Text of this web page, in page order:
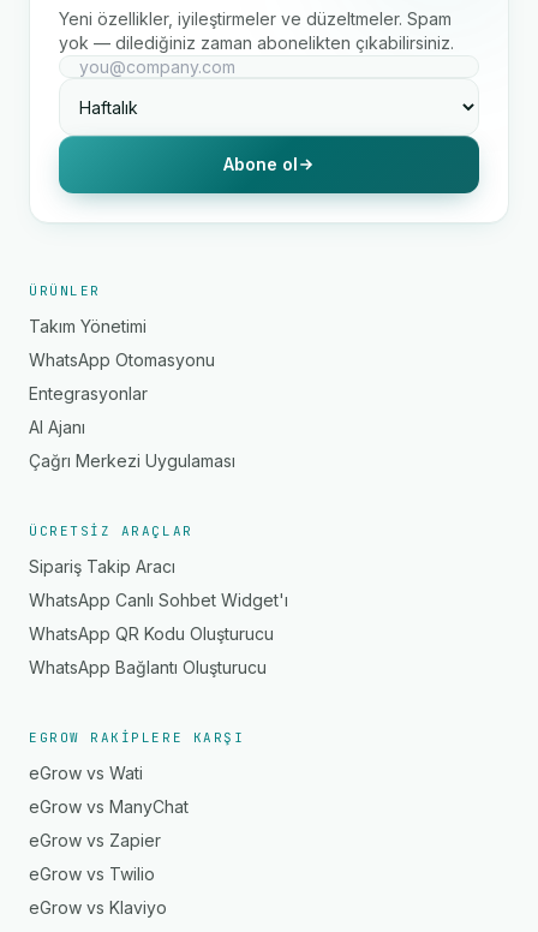
Yeni özellikler, iyileştirmeler ve düzeltmeler. Spam
yok — dilediğiniz zaman abonelikten çıkabilirsiniz.
Abone ol
ÜRÜNLER
Takım Yönetimi
WhatsApp Otomasyonu
Entegrasyonlar
AI Ajanı
Çağrı Merkezi Uygulaması
ÜCRETSIZ ARAÇLAR
Sipariş Takip Aracı
WhatsApp Canlı Sohbet Widget'ı
WhatsApp QR Kodu Oluşturucu
WhatsApp Bağlantı Oluşturucu
EGROW RAKIPLERE KARŞI
eGrow vs Wati
eGrow vs ManyChat
eGrow vs Zapier
eGrow vs Twilio
eGrow vs Klaviyo